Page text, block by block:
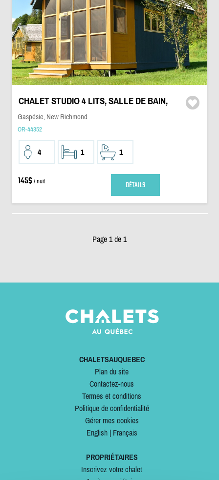
CHALET STUDIO 4 LITS, SALLE DE BAIN,
Gaspésie, New Richmond
OR-44352
4 1 1
145$ / nuit DÉTAILS
Page 1 de 1
CHALETSAUQUEBEC
Plan du site
Contactez-nous
Termes et conditions
Politique de confidentialité
Gérer mes cookies
English| Français
PROPRIÉTAIRES
Inscrivez votre chalet